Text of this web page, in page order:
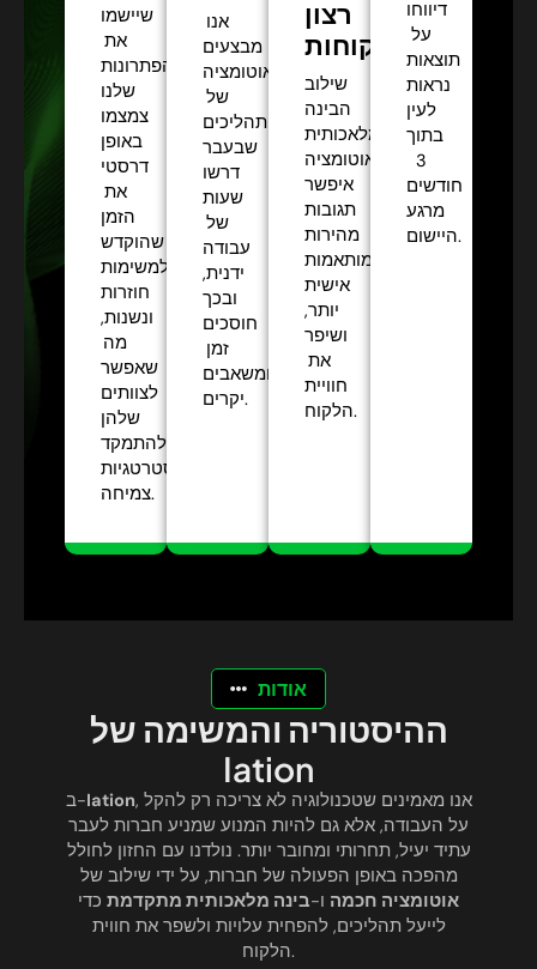
שיישמו
את
הפתרונות
שלנו
צמצמו
באופן
דרסטי
את
הזמן
שהוקדש
למשימות
חוזרות
ונשנות,
מה
שאפשר
לצוותים
שלהן
להתמקד
באסטרטגיות
צמיחה.
אנו
מבצעים
אוטומציה
של
תהליכים
שבעבר
דרשו
שעות
של
עבודה
ידנית,
ובכך
חוסכים
זמן
ומשאבים
יקרים.
רצון
הלקוחות:
שילוב
הבינה
המלאכותית
והאוטומציה
איפשר
תגובות
מהירות
ומותאמות
אישית
יותר,
ושיפר
את
חוויית
הלקוח.
דיווחו
על
תוצאות
נראות
לעין
בתוך
3
חודשים
מרגע
היישום.
אודות
ההיסטוריה והמשימה של
Iation
ב-Iation, אנו מאמינים שטכנולוגיה לא צריכה רק להקל
על העבודה, אלא גם להיות המנוע שמניע חברות לעבר
עתיד יעיל, תחרותי ומחובר יותר. נולדנו עם החזון לחולל
מהפכה באופן הפעולה של חברות, על ידי שילוב של
אוטומציה חכמה ו-בינה מלאכותית מתקדמת כדי
לייעל תהליכים, להפחית עלויות ולשפר את חווית
הלקוח.